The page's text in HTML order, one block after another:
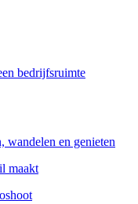
bedrijfsruimte
wandelen en genieten
maakt